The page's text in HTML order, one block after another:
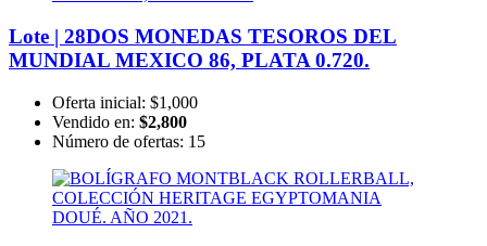
Lote | 28DOS MONEDAS TESOROS DEL
MUNDIAL MEXICO 86, PLATA 0.720.
Oferta inicial: $1,000
Vendido en: $2,800
Número de ofertas: 15